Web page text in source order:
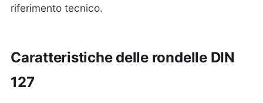
riferimento tecnico.
Caratteristiche delle rondelle DIN
127